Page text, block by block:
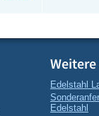
Edelstahl
Edelstahl